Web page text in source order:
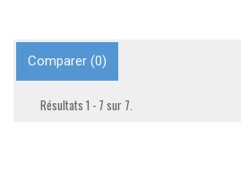
Comparer (0)
Résultats 1 - 7 sur 7.